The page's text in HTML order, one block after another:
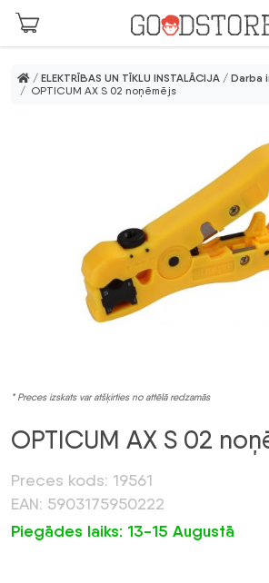
Skip to main content
/ ELEKTRĪBAS UN TĪKLU INSTALĀCIJA / Darba
/ OPTICUM AX S 02 noņēmējs
* Preces izskats var atšķirties no attēlā redzamās
OPTICUM AX S 02
Preces kods: 19561
EAN: 5903175950222
Piegādes laiks: 13-15 Augustā